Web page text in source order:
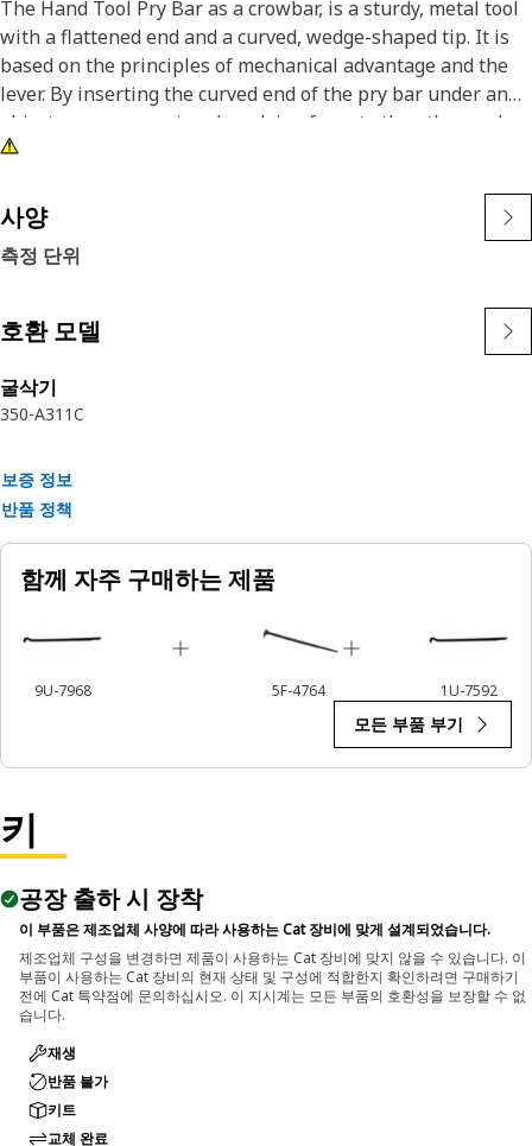
The Hand Tool Pry Bar as a crowbar, is a sturdy, metal tool
with a flattened end and a curved, wedge-shaped tip. It is
based on the principles of mechanical advantage and the
lever. By inserting the curved end of the pry bar under an
object or component and applying force to the other end,
the user can generate a significant amount of leveraged
or separate the targeted item.
Attributes:
perform light demolition work
• Provides a comfortable and secure grip for the user,
reducing fatigue and improving handling
leverage to lift, separate, or pry apart objects, components,
or materials that are stuck or difficult to remove.
사양
측정 단위
호환 모델
굴삭기
350-A311C
보증 정보
반품 정책
함께 자주 구매하는 제품
9U-7968 5F-4764 1U-7592
모든 부품 부기
키
공장 출하 시 장착
이 부품은 제조업체 사양에 따라 사용하는 Cat 장비에 맞게 설계되었습니다.
제조업체 구성을 변경하면 제품이 사용하는 Cat 장비에 맞지 않을 수 있습니다. 이
부품이 사용하는 Cat 장비의 현재 상태 및 구성에 적합한지 확인하려면 구매하기
전에 Cat 특약점에 문의하십시오. 이 지시계는 모든 부품의 호환성을 보장할 수 없
습니다.
재생
반품 불가
키트
교체 완료